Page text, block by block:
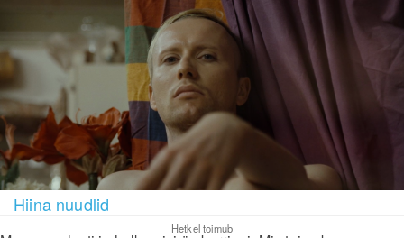
Hiina nuudlid
Hetkel toimub